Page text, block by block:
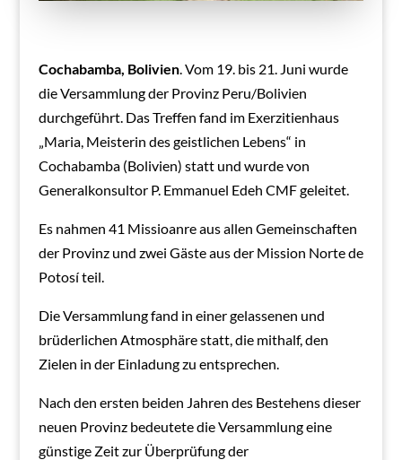
Cochabamba, Bolivien. Vom 19. bis 21. Juni wurde
die Versammlung der Provinz Peru/Bolivien
durchgeführt. Das Treffen fand im Exerzitienhaus
„Maria, Meisterin des geistlichen Lebens“ in
Cochabamba (Bolivien) statt und wurde von
Generalkonsultor P. Emmanuel Edeh CMF geleitet.
Es nahmen 41 Missioanre aus allen Gemeinschaften
der Provinz und zwei Gäste aus der Mission Norte de
Potosí teil.
Die Versammlung fand in einer gelassenen und
brüderlichen Atmosphäre statt, die mithalf, den
Zielen in der Einladung zu entsprechen.
Nach den ersten beiden Jahren des Bestehens dieser
neuen Provinz bedeutete die Versammlung eine
günstige Zeit zur Überprüfung der